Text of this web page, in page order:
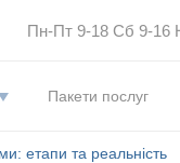
Пн-Пт 9-18 Сб 9-16
Пакети послуг
етапи та реальність